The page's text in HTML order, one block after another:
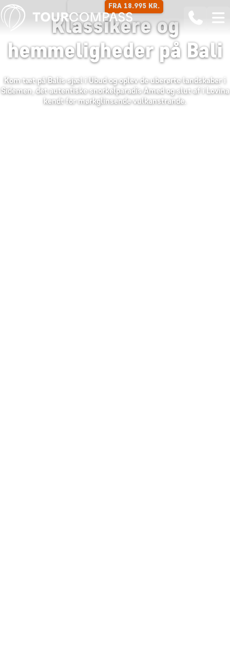
FRA 18.995 KR.
Klassikere og
hemmeligheder på Bali
Kom tæt på Balis sjæl i Ubud og oplev de uberørte landskaber i
Sidemen, det autentiske snorkelparadis Amed og slut af i Lovina
kendt for mørkglinsende vulkanstrande.